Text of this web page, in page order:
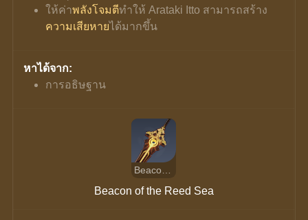
ให้ค่าพลังโจมตีทำให้ Arataki Itto สามารถสร้าง
ความเสียหายได้มากขึ้น
หาได้จาก:
การอธิษฐาน
Beacon of the Reed Sea
Beacon of the Reed Sea